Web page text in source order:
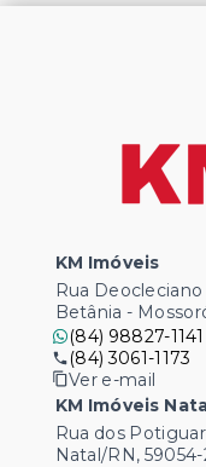
KM Imóveis
Rua
Betânia -
(84) 98827-1141
(84) 3061-1173
Ver e-mail
KM Imóveis
Rua dos
Natal/RN,